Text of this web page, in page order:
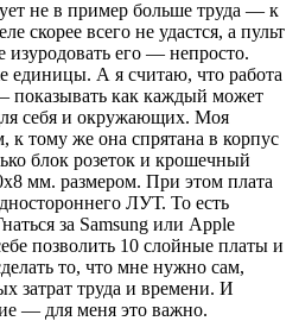
не в пример больше труда — к
скорее всего не удастся, а пульт
изуродовать его — непросто.
единицы. А я считаю, что работа
как каждый может
себя и окружающих. Моя
к тому же она спрятана в корпус
блок розеток и крошечный
мм. размером. При этом плата
ЛУТ. То есть
за Samsung или Apple
позволить 10 слойные платы и
то, что мне нужно сам,
затрат труда и времени. И
— для меня это важно.